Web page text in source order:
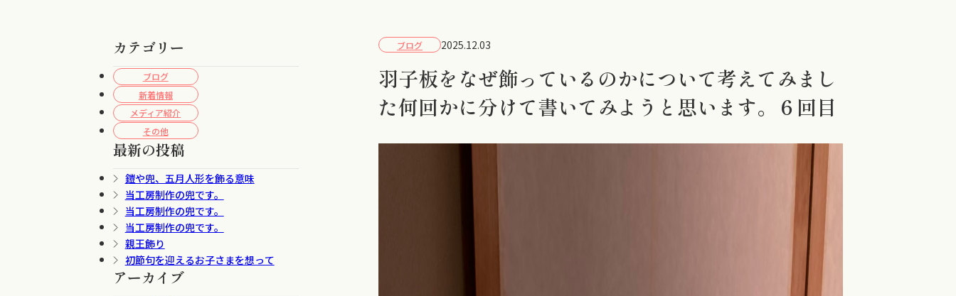
カテゴリー
ブログ
新着情報
メディア紹介
その他
最新の投稿
鎧や兜、五月人形を飾る意味
当工房制作の兜です。
当工房制作の兜です。
当工房制作の兜です。
親王飾り
初節句を迎えるお子さまを想って
アーカイブ
ブログ 2025.12.03
羽子板をなぜ飾っているのかについて考えてみまし
た何回かに分けて書いてみようと思います。６回目